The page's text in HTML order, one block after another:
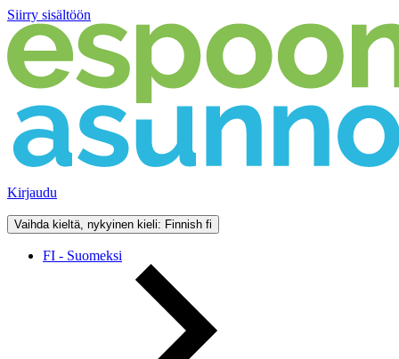
Siirry sisältöön
Kirjaudu
Vaihda kieltä, nykyinen kieli: Finnish fi
FI - Suomeksi